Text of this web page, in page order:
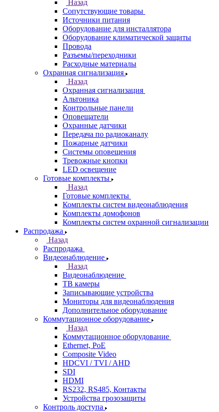
Назад
Сопутствующие товары
Источники питания
Оборудование для инсталлятора
Оборудование климатической защиты
Провода
Разъемы/переходники
Расходные материалы
Охранная сигнализация
Назад
Охранная сигнализация
Альтоника
Контрольные панели
Оповещатели
Охранные датчики
Передача по радиоканалу
Пожарные датчики
Системы оповещения
Тревожные кнопки
LED освещение
Готовые комплекты
Назад
Готовые комплекты
Комплекты систем видеонаблюдения
Комплекты домофонов
Комплекты систем охранной сигнализации
Распродажа
Назад
Распродажа
Видеонаблюдение
Назад
Видеонаблюдение
ТВ камеры
Записывающие устройства
Мониторы для видеонаблюдения
Дополнительное оборудование
Коммутационное оборудование
Назад
Коммутационное оборудование
Ethernet, PoE
Composite Video
HDCVI / TVI / AHD
SDI
HDMI
RS232, RS485, Контакты
Устройства грозозащиты
Контроль доступа